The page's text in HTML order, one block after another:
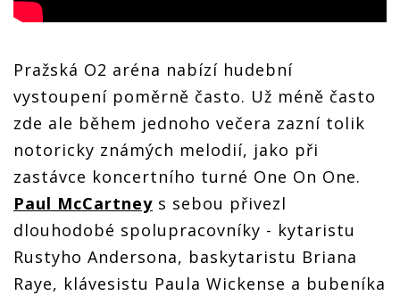
Pražská O2 aréna nabízí hudební
vystoupení poměrně často. Už méně často
zde ale během jednoho večera zazní tolik
notoricky známých melodií, jako při
zastávce koncertního turné One On One.
Paul McCartney s sebou přivezl
dlouhodobé spolupracovníky - kytaristu
Rustyho Andersona, baskytaristu Briana
Raye, klávesistu Paula Wickense a bubeníka